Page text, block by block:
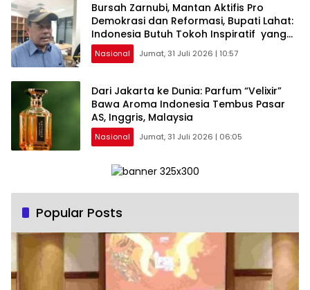
Bursah Zarnubi, Mantan Aktifis Pro
Demokrasi dan Reformasi, Bupati Lahat:
Indonesia Butuh Tokoh Inspiratif yang
Konsisten Memperjuangkan Demokrasi,
Keadilan, dan Nilai-nilai Kemanusiaan
Sastra.
Nasional Jumat, 31 Juli 2026 | 10:57
Dari Jakarta ke Dunia: Parfum “Velixir”
Bawa Aroma Indonesia Tembus Pasar
AS, Inggris, Malaysia
Nasional Jumat, 31 Juli 2026 | 06:05
Popular Posts